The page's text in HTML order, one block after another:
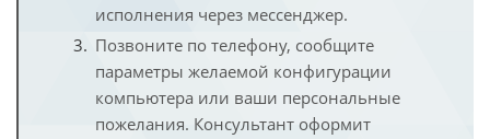
исполнения через мессенджер.
Позвоните по телефону, сообщите
параметры желаемой конфигурации
компьютера или ваши персональные
пожелания. Консультант оформит